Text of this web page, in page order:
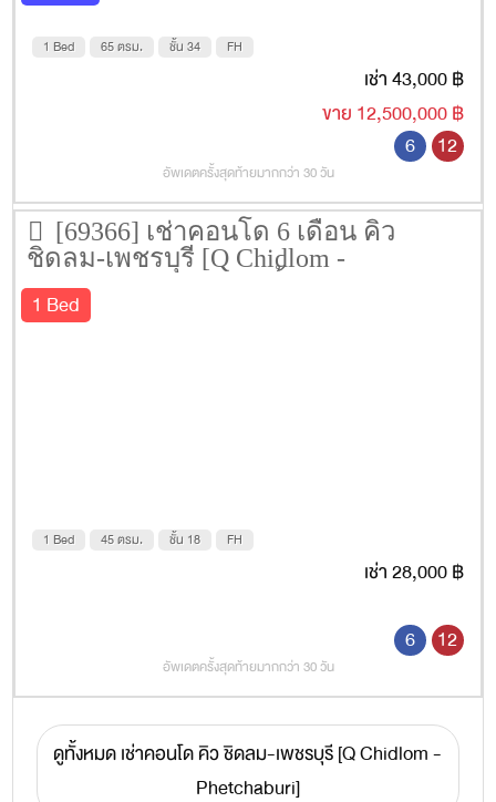
1 Bed 65 ตรม. ชั้น 34 FH
เช่า 43,000 ฿
ขาย 12,500,000 ฿
6
12
อัพเดตครั้งสุดท้ายมากกว่า 30 วัน
[69366] เช่าคอนโด 6 เดือน คิว
ชิดลม-เพชรบุรี [Q Chidlom -
Phetchaburi] 45 ตรม. ชั้น 18
1 Bed
1 Bed 45 ตรม. ชั้น 18 FH
เช่า 28,000 ฿
6 12
อัพเดตครั้งสุดท้ายมากกว่า 30 วัน
ดูทั้งหมด เช่าคอนโด คิว ชิดลม-เพชรบุรี [Q Chidlom -
Phetchaburi]